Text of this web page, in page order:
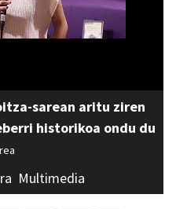
sarean aritu ziren
historikoa ondu du
Multimedia